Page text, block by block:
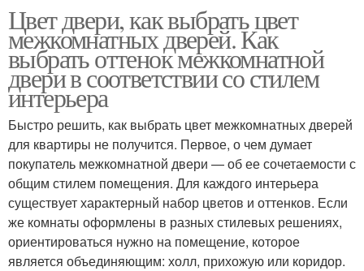
Цвет двери, как выбрать цвет
межкомнатных дверей. Как
выбрать оттенок межкомнатной
двери в соответствии со стилем
интерьера
Быстро решить, как выбрать цвет межкомнатных дверей
для квартиры не получится. Первое, о чем думает
покупатель межкомнатной двери — об ее сочетаемости с
общим стилем помещения. Для каждого интерьера
существует характерный набор цветов и оттенков. Если
же комнаты оформлены в разных стилевых решениях,
ориентироваться нужно на помещение, которое
является объединяющим: холл, прихожую или коридор.